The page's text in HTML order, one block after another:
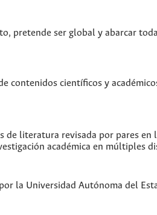
pretende ser global y abarcar
contenidos científicos y
de literatura revisada por pares en
académica en múltiples
la Universidad Autónoma del